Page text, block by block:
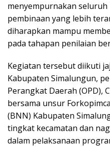
menyempurnakan
pembinaan yang lebih
diharapkan mampu
pada tahapan penilaian
Kegiatan tersebut diikuti
Kabupaten Simalungun,
Perangkat Daerah (OPD),
bersama unsur
(BNN) Kabupaten
tingkat kecamatan dan
dalam pelaksanaan